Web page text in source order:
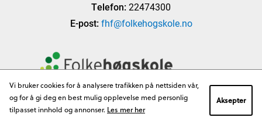
Telefon: 22474300
E-post: fhf@folkehogskole.no
Vi bruker cookies for å analysere trafikken på nettsiden vår,
og for å gi deg en best mulig opplevelse med personlig
tilpasset innhold og annonser. Les mer her
Aksepter